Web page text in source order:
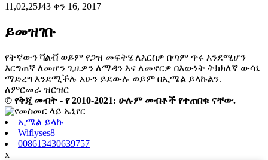
11,02,25J43 ቀን 16, 2017
ይመዝገቡ
የትኛውን ቫልቭ ወይም የጋዝ መፍትሄ ለእርስዎ በጣም ጥሩ እንደሚሆን
እርግጠኛ ለመሆን ጊዜዎን ለማዳን እና ለመኖርዎ በእውነት ትክክለኛ ውሳኔ
ማድረግ እንደሚችሉ አሁን ይደውሉ ወይም በኢሜል ይላኩልን.
ለምርመራ ዝርዝር
© የቅጂ መብት - የ 2010-2021: ሁሉም መብቶች የተጠበቁ ናቸው.
ኢሜል ይላኩ
Wiflyses8
008613430639757
x